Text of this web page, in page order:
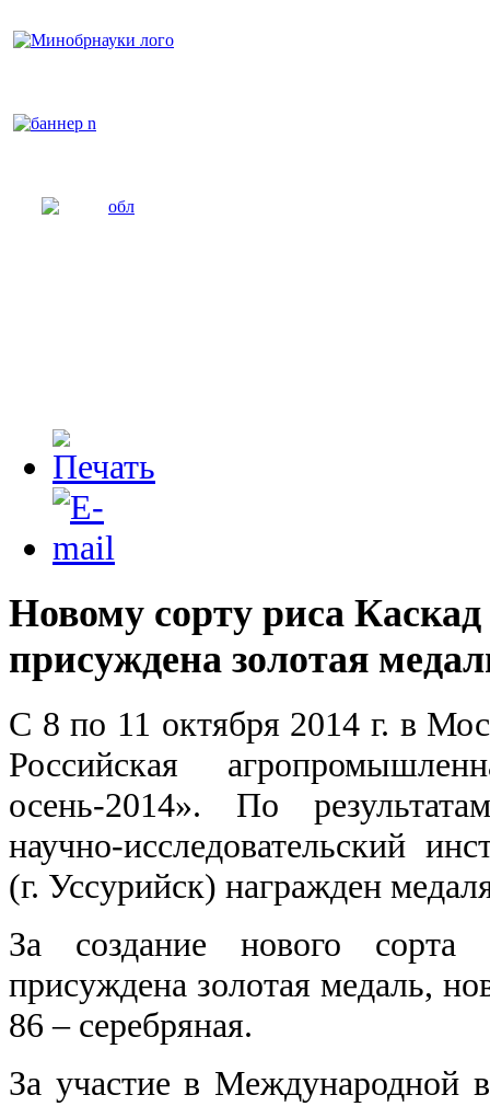
Новому сорту риса Каскад
присуждена золотая
С 8 по 11 октября 2014 г. в
Российская
осень-2014». По
научно-исследовательский
(г. Уссурийск) награжден
За создание нового сорта
присуждена золотая медаль,
86 – серебряная.
За участие в Международной